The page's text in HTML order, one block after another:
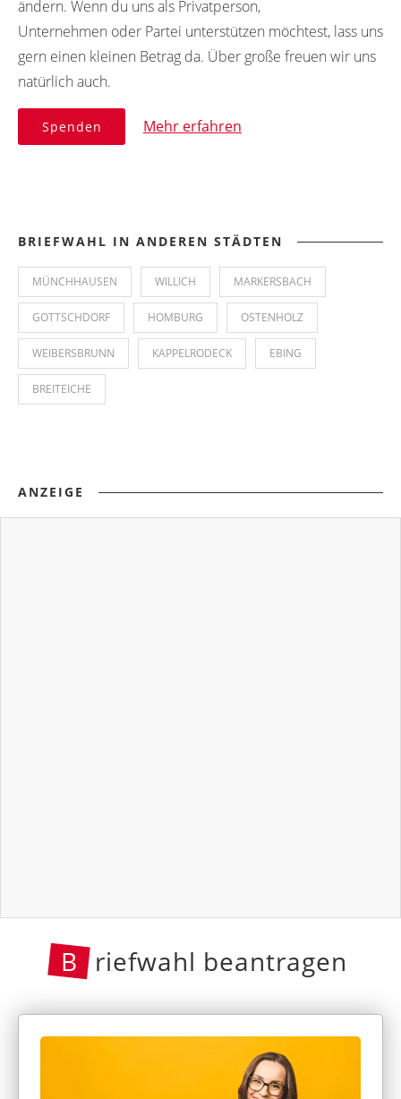
ändern. Wenn du uns als Privatperson,
Unternehmen oder Partei unterstützen möchtest, lass uns
gern einen kleinen Betrag da. Über große freuen wir uns
natürlich auch.
Spenden Mehr erfahren
BRIEFWAHL IN ANDEREN STÄDTEN
MÜNCHHAUSEN WILLICH MARKERSBACH
GOTTSCHDORF HOMBURG OSTENHOLZ
WEIBERSBRUNN KAPPELRODECK EBING
BREITEICHE
ANZEIGE
B riefwahl beantragen